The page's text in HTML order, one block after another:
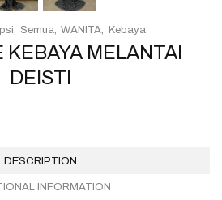
KEBAYA MELANTAI
DEISTI
Semua WANITA Kebaya
DESCRIPTION
INFORMATION